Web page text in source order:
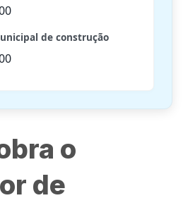
de construção
o
de